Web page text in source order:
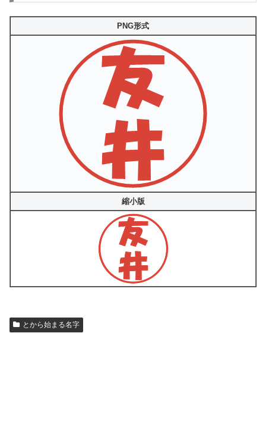
PNG形式
縮小版
とから始まる名字